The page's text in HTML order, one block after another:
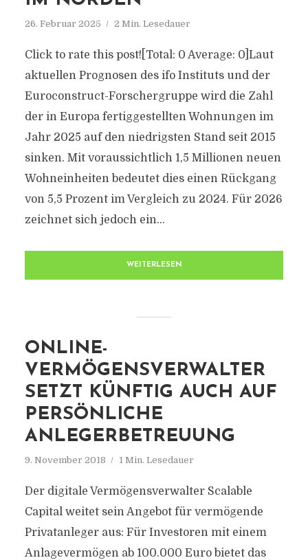
26. Februar 2025 2 Min. Lesedauer
Click to rate this post![Total: 0 Average: 0]Laut
aktuellen Prognosen des ifo Instituts und der
Euroconstruct-Forschergruppe wird die Zahl
der in Europa fertiggestellten Wohnungen im
Jahr 2025 auf den niedrigsten Stand seit 2015
sinken. Mit voraussichtlich 1,5 Millionen neuen
Wohneinheiten bedeutet dies einen Rückgang
von 5,5 Prozent im Vergleich zu 2024. Für 2026
zeichnet sich jedoch ein...
WEITERLESEN
ONLINE-
VERMÖGENSVERWALTER
SETZT KÜNFTIG AUCH AUF
PERSÖNLICHE
ANLEGERBETREUUNG
9. November 2018 1 Min. Lesedauer
Der digitale Vermögensverwalter Scalable
Capital weitet sein Angebot für vermögende
Privatanleger aus: Für Investoren mit einem
Anlagevermögen ab 100.000 Euro bietet das